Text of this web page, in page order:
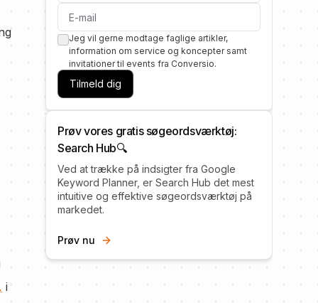
i
E-mail
Jeg vil gerne modtage faglige artikler,
information om service og koncepter samt
invitationer til events fra Conversio.
Tilmeld dig
Prøv vores gratis søgeordsværktøj:
Search Hub🔍
Ved at trække på indsigter fra Google
Keyword Planner, er Search Hub det mest
intuitive og effektive søgeordsværktøj på
markedet.
Prøv nu